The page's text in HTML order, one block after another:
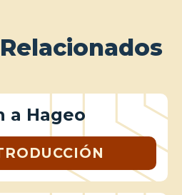
a Hageo